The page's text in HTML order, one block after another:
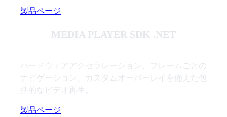
製品ページ
MEDIA PLAYER SDK .NET
ハードウェアアクセラレーション、フレームごとの
ナビゲーション、カスタムオーバーレイを備えた包
括的なビデオ再生。
製品ページ